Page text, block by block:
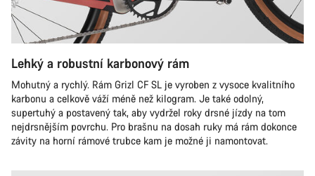
Lehký a robustní karbonový rám
Mohutný a rychlý. Rám Grizl CF SL je vyroben z vysoce kvalitního
karbonu a celkově váží méně než kilogram. Je také odolný,
supertuhý a postavený tak, aby vydržel roky drsné jízdy na tom
nejdrsnějším povrchu. Pro brašnu na dosah ruky má rám dokonce
závity na horní rámové trubce kam je možné ji namontovat.